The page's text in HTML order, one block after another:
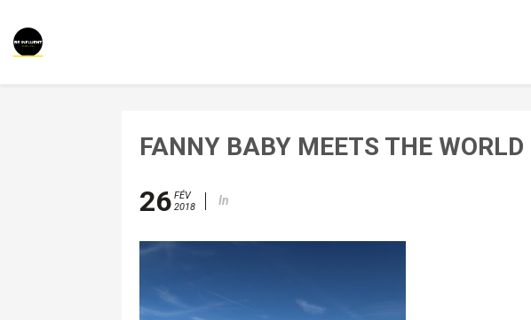
FANNY BABY MEETS THE WORLD
26 FÉV
2018
In